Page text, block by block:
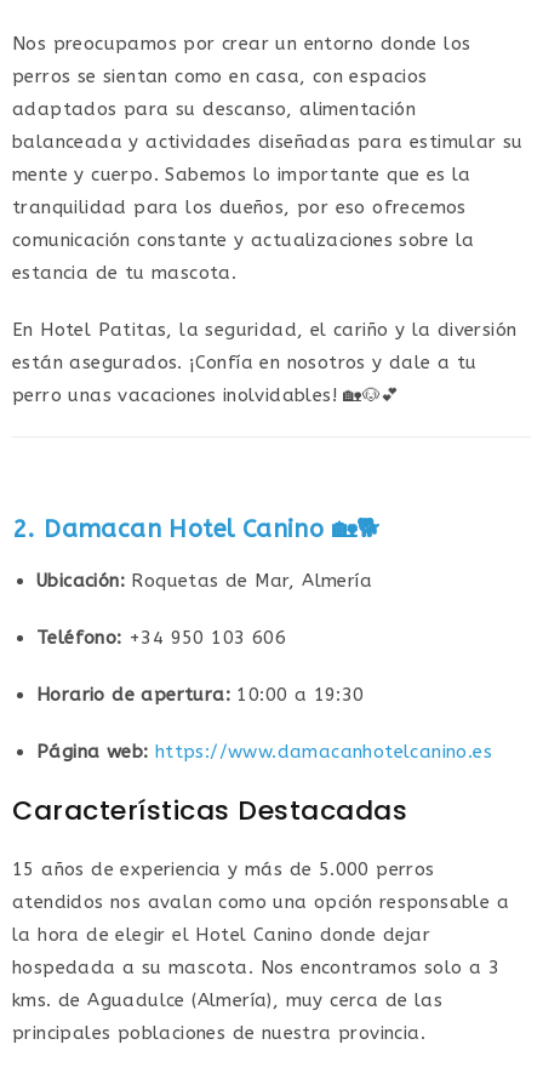
Nos preocupamos por crear un entorno donde los
perros se sientan como en casa, con espacios
adaptados para su descanso, alimentación
balanceada y actividades diseñadas para estimular su
mente y cuerpo. Sabemos lo importante que es la
tranquilidad para los dueños, por eso ofrecemos
comunicación constante y actualizaciones sobre la
estancia de tu mascota.
En Hotel Patitas, la seguridad, el cariño y la diversión
están asegurados. ¡Confía en nosotros y dale a tu
perro unas vacaciones inolvidables! 🏡🐶💕
2. Damacan Hotel Canino 🏡🐕
Ubicación: Roquetas de Mar, Almería
Teléfono: +34 950 103 606
Horario de apertura: 10:00 a 19:30
Página web: https://www.damacanhotelcanino.es
Características Destacadas
15 años de experiencia y más de 5.000 perros
atendidos nos avalan como una opción responsable a
la hora de elegir el Hotel Canino donde dejar
hospedada a su mascota. Nos encontramos solo a 3
kms. de Aguadulce (Almería), muy cerca de las
principales poblaciones de nuestra provincia.